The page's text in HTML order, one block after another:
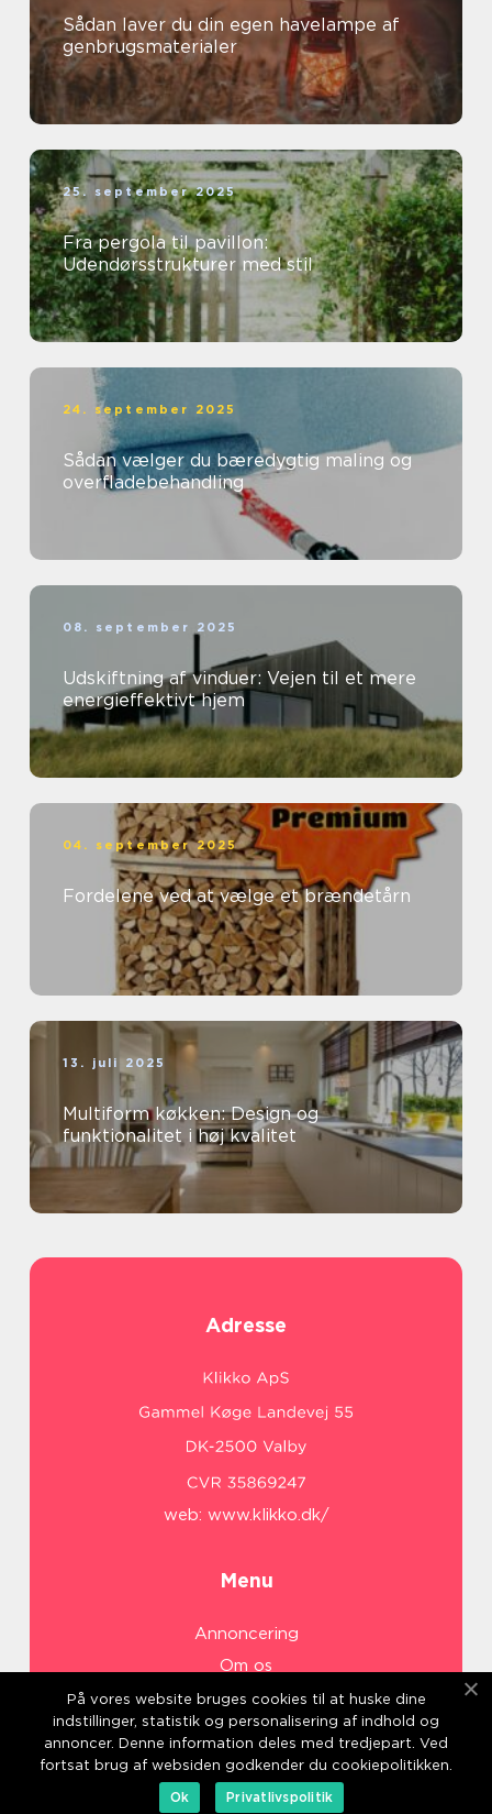
Sådan laver du din egen havelampe af
genbrugsmaterialer
25. september 2025
Fra pergola til pavillon:
Udendørsstrukturer med stil
24. september 2025
Sådan vælger du bæredygtig maling og
overfladebehandling
08. september 2025
Udskiftning af vinduer: Vejen til et mere
energieffektivt hjem
04. september 2025
Fordelene ved at vælge et brændetårn
13. juli 2025
Multiform køkken: Design og
funktionalitet i høj kvalitet
Adresse
web: www.klikko.dk/
Menu
Annoncering
Om os
Cookies
Kontakt os
Sitemap
På vores website bruges cookies til at huske dine
indstillinger, statistik og personalisering af indhold og
annoncer. Denne information deles med tredjepart. Ved
fortsat brug af websiden godkender du cookiepolitikken.
Ok
Privatlivspolitik